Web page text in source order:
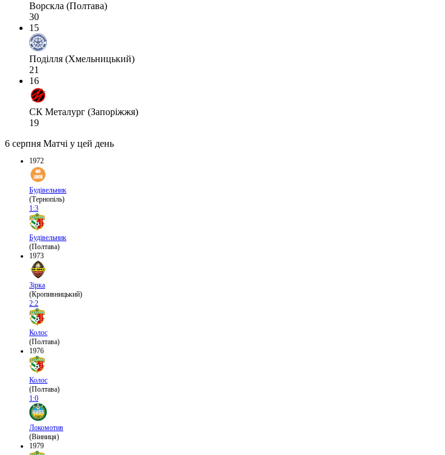
Ворскла (Полтава)
30
15
Поділля (Хмельницький)
21
16
СК Металург (Запоріжжя)
19
6 серпня Матчі у цей день
1972
Будівельник
(Тернопіль)
1:3
Будівельник
(Полтава)
1973
Зірка
(Кропивницький)
2:2
Колос
(Полтава)
1976
Колос
(Полтава)
1:0
Локомотив
(Вінниця)
1979